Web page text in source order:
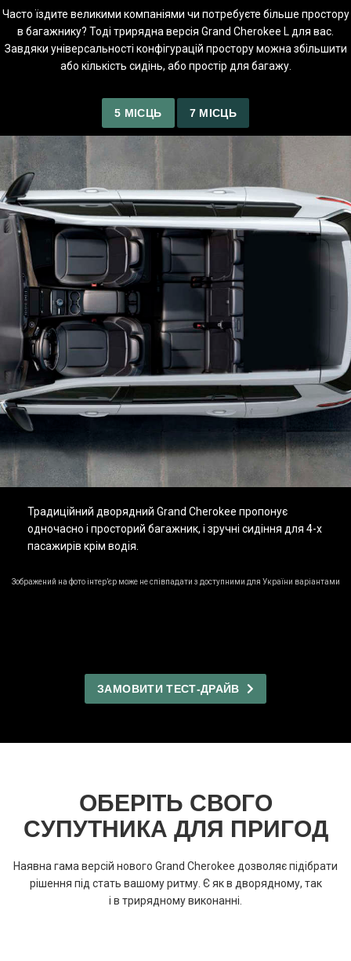
Часто їздите великими компаніями чи потребуєте більше простору
в багажнику? Тоді трирядна версія Grand Cherokee L для вас.
Завдяки універсальності конфігурацій простору можна збільшити
або кількість сидінь, або простір для багажу.
5 МІСЦЬ 7 МІСЦЬ
Традиційний дворядний Grand Cherokee пропонує
одночасно і просторий багажник, і зручні сидіння для 4-х
пасажирів крім водія.
Зображений на фото інтер’єр може не співпадати з доступними для України варіантами
ЗАМОВИТИ ТЕСТ-ДРАЙВ
ОБЕРІТЬ СВОГО
СУПУТНИКА ДЛЯ ПРИГОД
Наявна гама версій нового Grand Cherokee дозволяє підібрати
рішення під стать вашому ритму. Є як в дворядному, так
і в трирядному виконанні.